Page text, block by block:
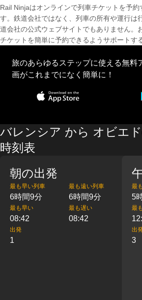
Rail Ninjaはオンラインで列車チケットを予
す。鉄道会社ではなく、列車の所有や運行は
道会社の公式ウェブサイトでもありません。
チケットを簡単に予約できるようサポートす
旅のあらゆるステップに使える無
画がこれまでになく簡単に！
バレンシア から オビエ
時刻表
朝の出発
最も早い列車
6時間9分
最も遠い列車
6時間9分
最も早い
08:42
最も遅い
08:42
出発
1
最
5
最
出
3